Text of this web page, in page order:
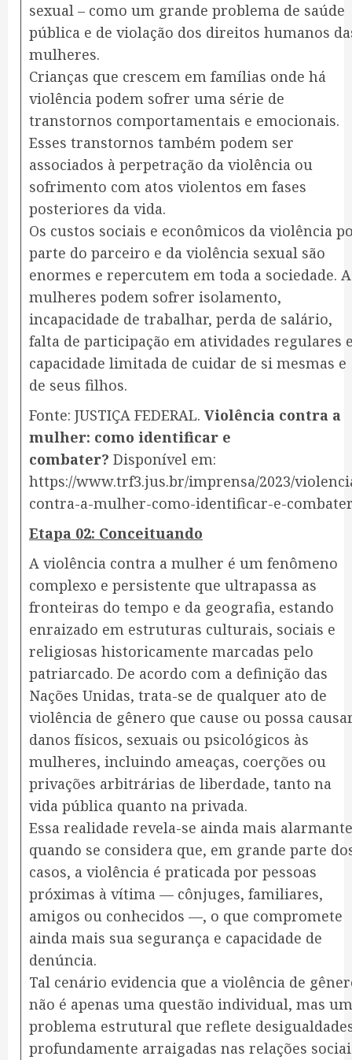
sexual – como um grande problema de saúde
pública e de violação dos direitos humanos
mulheres.
Crianças que crescem em famílias onde há
violência podem sofrer uma série de
transtornos comportamentais e emocionais.
Esses transtornos também podem ser
associados à perpetração da violência ou
sofrimento com atos violentos em fases
posteriores da vida.
Os custos sociais e econômicos da violência
parte do parceiro e da violência sexual são
enormes e repercutem em toda a sociedade.
mulheres podem sofrer isolamento,
incapacidade de trabalhar, perda de salário,
falta de participação em atividades regulares
capacidade limitada de cuidar de si mesmas e
de seus filhos.
Fonte: JUSTIÇA FEDERAL. Violência contra a
mulher: como identificar e
combater? Disponível em:
https://www.trf3.jus.br/imprensa/2023/
contra-a-mulher-como-identificar-e-
Etapa 02: Conceituando
A violência contra a mulher é um fenômeno
complexo e persistente que ultrapassa as
fronteiras do tempo e da geografia, estando
enraizado em estruturas culturais, sociais e
religiosas historicamente marcadas pelo
patriarcado. De acordo com a definição das
Nações Unidas, trata-se de qualquer ato de
violência de gênero que cause ou possa
danos físicos, sexuais ou psicológicos às
mulheres, incluindo ameaças, coerções ou
privações arbitrárias de liberdade, tanto na
vida pública quanto na privada.
Essa realidade revela-se ainda mais alarmante
quando se considera que, em grande parte
casos, a violência é praticada por pessoas
próximas à vítima — cônjuges, familiares,
amigos ou conhecidos —, o que compromete
ainda mais sua segurança e capacidade de
denúncia.
Tal cenário evidencia que a violência de
não é apenas uma questão individual, mas um
problema estrutural que reflete
profundamente arraigadas nas relações